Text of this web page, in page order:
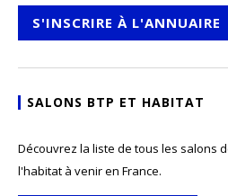
S'INSCRIRE À L'ANNUAIRE
SALONS BTP ET HABITAT
Découvrez la liste de tous les salons
l'habitat à venir en France.